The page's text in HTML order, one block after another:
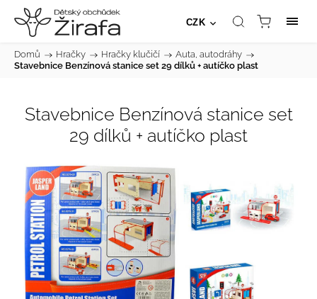
CZK
Domů / Hračky / Hračky klučičí / Auta, autodráhy /
Stavebnice Benzínová stanice set 29 dílků + autíčko plast
Stavebnice Benzínová stanice set
29 dílků + autíčko plast